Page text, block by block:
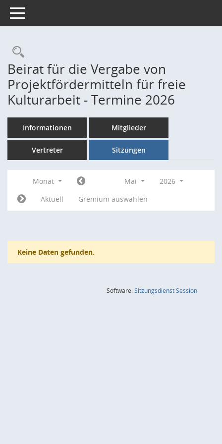
Toggle navigation
Rechercheauswahl
Beirat für die Vergabe von
Projektfördermitteln für freie
Kulturarbeit - Termine 2026
Informationen Mitglieder
Vertreter Sitzungen
Monat Mai
2026
Aktuell
Gremium auswählen
Keine Daten gefunden.
Software:SitzungsdienstSession(Wird in